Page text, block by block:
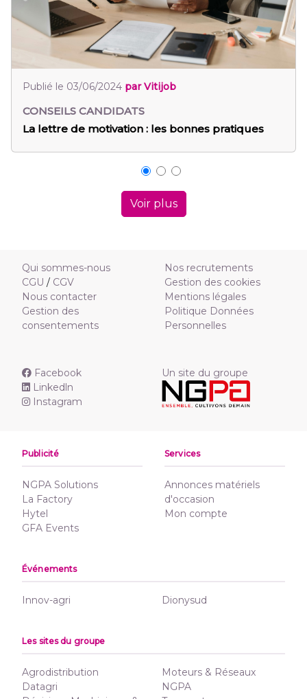
Publié le 03/06/2024par Vitijob
CONSEILS CANDIDATS
La lettre de motivation : les bonnes pratiques
Voir plus
Qui sommes-nous
CGU / CGV
Nous contacter
Gestion des
consentements
Nos recrutements
Gestion des cookies
Mentions légales
Politique Données
Personnelles
Facebook
Linkedln
Instagram
Un site du groupe
Publicité
NGPA Solutions
La Factory
Hytel
GFA Events
Services
Annonces matériels
d'occasion
Mon compte
Événements
Innov-agri Dionysud
Les sites du groupe
Agrodistribution
Datagri
Moteurs & Réseaux
NGPA